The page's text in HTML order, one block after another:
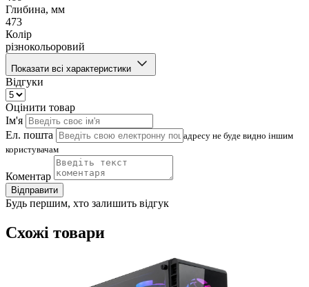
Глибина, мм
473
Колір
різнокольоровий
Показати всі характеристики
Відгуки
Оцінити товар
Ім'я
Ел. пошта
адресу не буде видно іншим
користувачам
Коментар
Відправити
Будь першим, хто залишить відгук
Схожі товари